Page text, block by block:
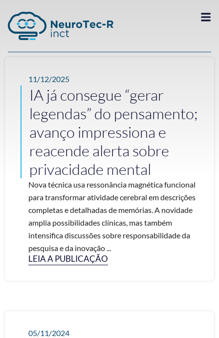
11/12/2025
IA já consegue “gerar
legendas” do pensamento;
avanço impressiona e
reacende alerta sobre
privacidade mental
Nova técnica usa ressonância magnética funcional
para transformar atividade cerebral em descrições
completas e detalhadas de memórias. A novidade
amplia possibilidades clínicas, mas também
intensifica discussões sobre responsabilidade da
pesquisa e da inovação ...
LEIA A PUBLICAÇÃO
05/11/2024